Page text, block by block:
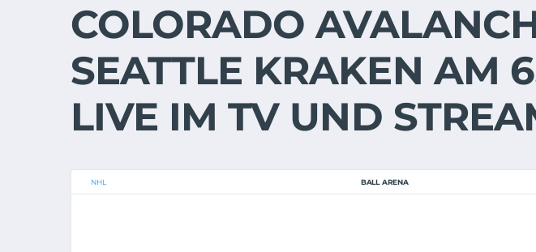
COLORADO
SEATTLE KRAKEN AM
LIVE IM TV UND
NHL BALL ARENA